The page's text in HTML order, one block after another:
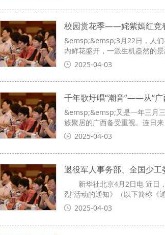
校园赏花季——姹紫嫣红竞
&emsp;&emsp;3月22日，人
内鲜花盛开，一派生机盎然的
2025-04-03
千年歌圩唱“潮音”——从“广
&emsp;&emsp;又是一年三月
族聚居的广西备受重视。连日
2025-04-03
退役军人事务部、全国少工
新华社北京4月2日电 近日，
烈”活动的通知》（以下简称《通
2025-04-03